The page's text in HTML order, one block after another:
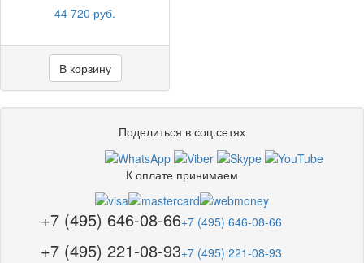
44 720 руб.
В корзину
Поделиться в соц.сетях
К оплате принимаем
+7 (495) 646-08-66+7 (495) 646-08-66
+7 (495) 221-08-93+7 (495) 221-08-93